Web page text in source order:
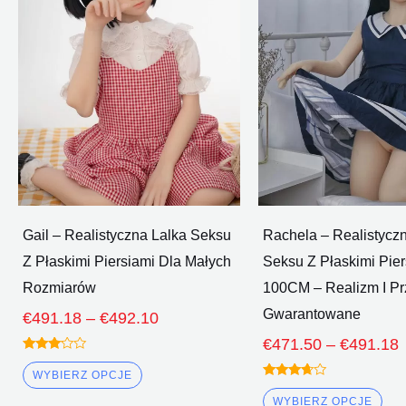
Gail – Realistyczna Lalka Seksu
Z Płaskimi Piersiami Dla Małych
Rozmiarów
€491.18 – €492.10
€492.10
Oceniono
3.00
z 5
WYBIERZ OPCJE
wiele
wariantów.
Opcje
można
wybrać
na
stronie
produktu
Rachela –
Seksu Z Płaskimi
100CM – Realizm I
Gwarantowane
€471.50 – €491.18
Oceniono
3.50WYBIERZ OPCJE
na